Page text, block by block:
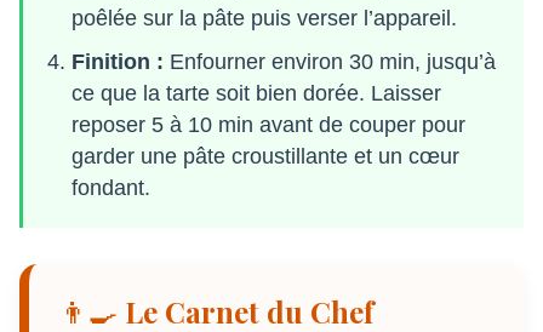
poêlée sur la pâte puis verser l’appareil.
Finition : Enfourner environ 30 min, jusqu’à
ce que la tarte soit bien dorée. Laisser
reposer 5 à 10 min avant de couper pour
garder une pâte croustillante et un cœur
fondant.
👨‍🍳 Le Carnet du Chef